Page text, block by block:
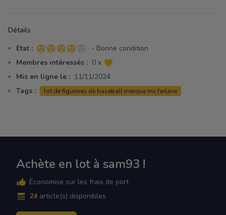
Détails
Etat : 4 sur 5 étoiles
- Bonne condition
Membres intéressés : 0 x
Mis en ligne le : 11/11/2024
Tags :
lot de figurines de baseball marque mc farlane
Achète en lot à sam93 !
Économise sur les frais de port
24 article(s) disponibles